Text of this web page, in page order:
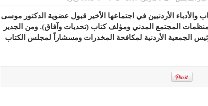
والأدباء الأردنيين في اجتماعها الأخير قبول عضوية الدكتور موسى
المجتمع المدني ومؤلف كتاب (تحديات وآفاق). ومن الجدير
الجمعية الأردنية لمكافحة المخدرات ومسشاراً لمجلس الكتاب